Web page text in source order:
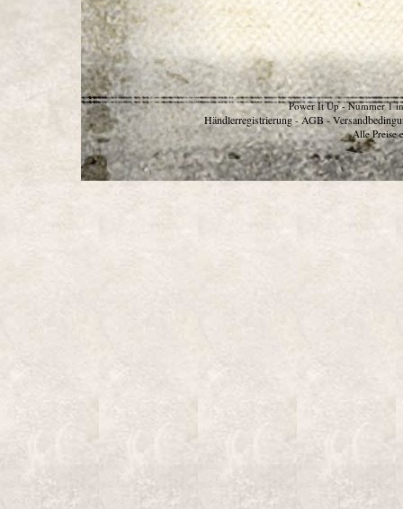
Power It Up - Nummer 1
Händlerregistrierung - AGB -
Alle Preise